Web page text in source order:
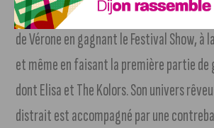
l’Italie dans de nombreux contextes : de la
de Vérone en gagnant le Festival Show, à
et même en faisant la première partie de
dont Elisa et The Kolors. Son univers
distrait est accompagné par une